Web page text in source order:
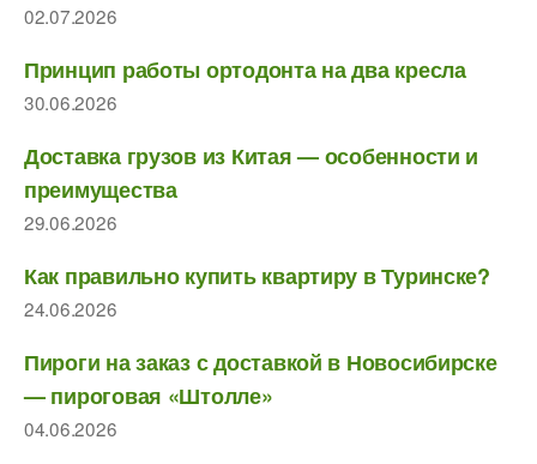
02.07.2026
Принцип работы ортодонта на два кресла
30.06.2026
Доставка грузов из Китая — особенности и
преимущества
29.06.2026
Как правильно купить квартиру в Туринске?
24.06.2026
Пироги на заказ с доставкой в Новосибирске
— пироговая «Штолле»
04.06.2026